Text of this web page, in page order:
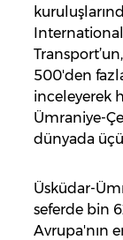
500'den
inceleyerek
Ümraniye-
dünyada
Üsküdar-
seferde bin
Avrupa'nın